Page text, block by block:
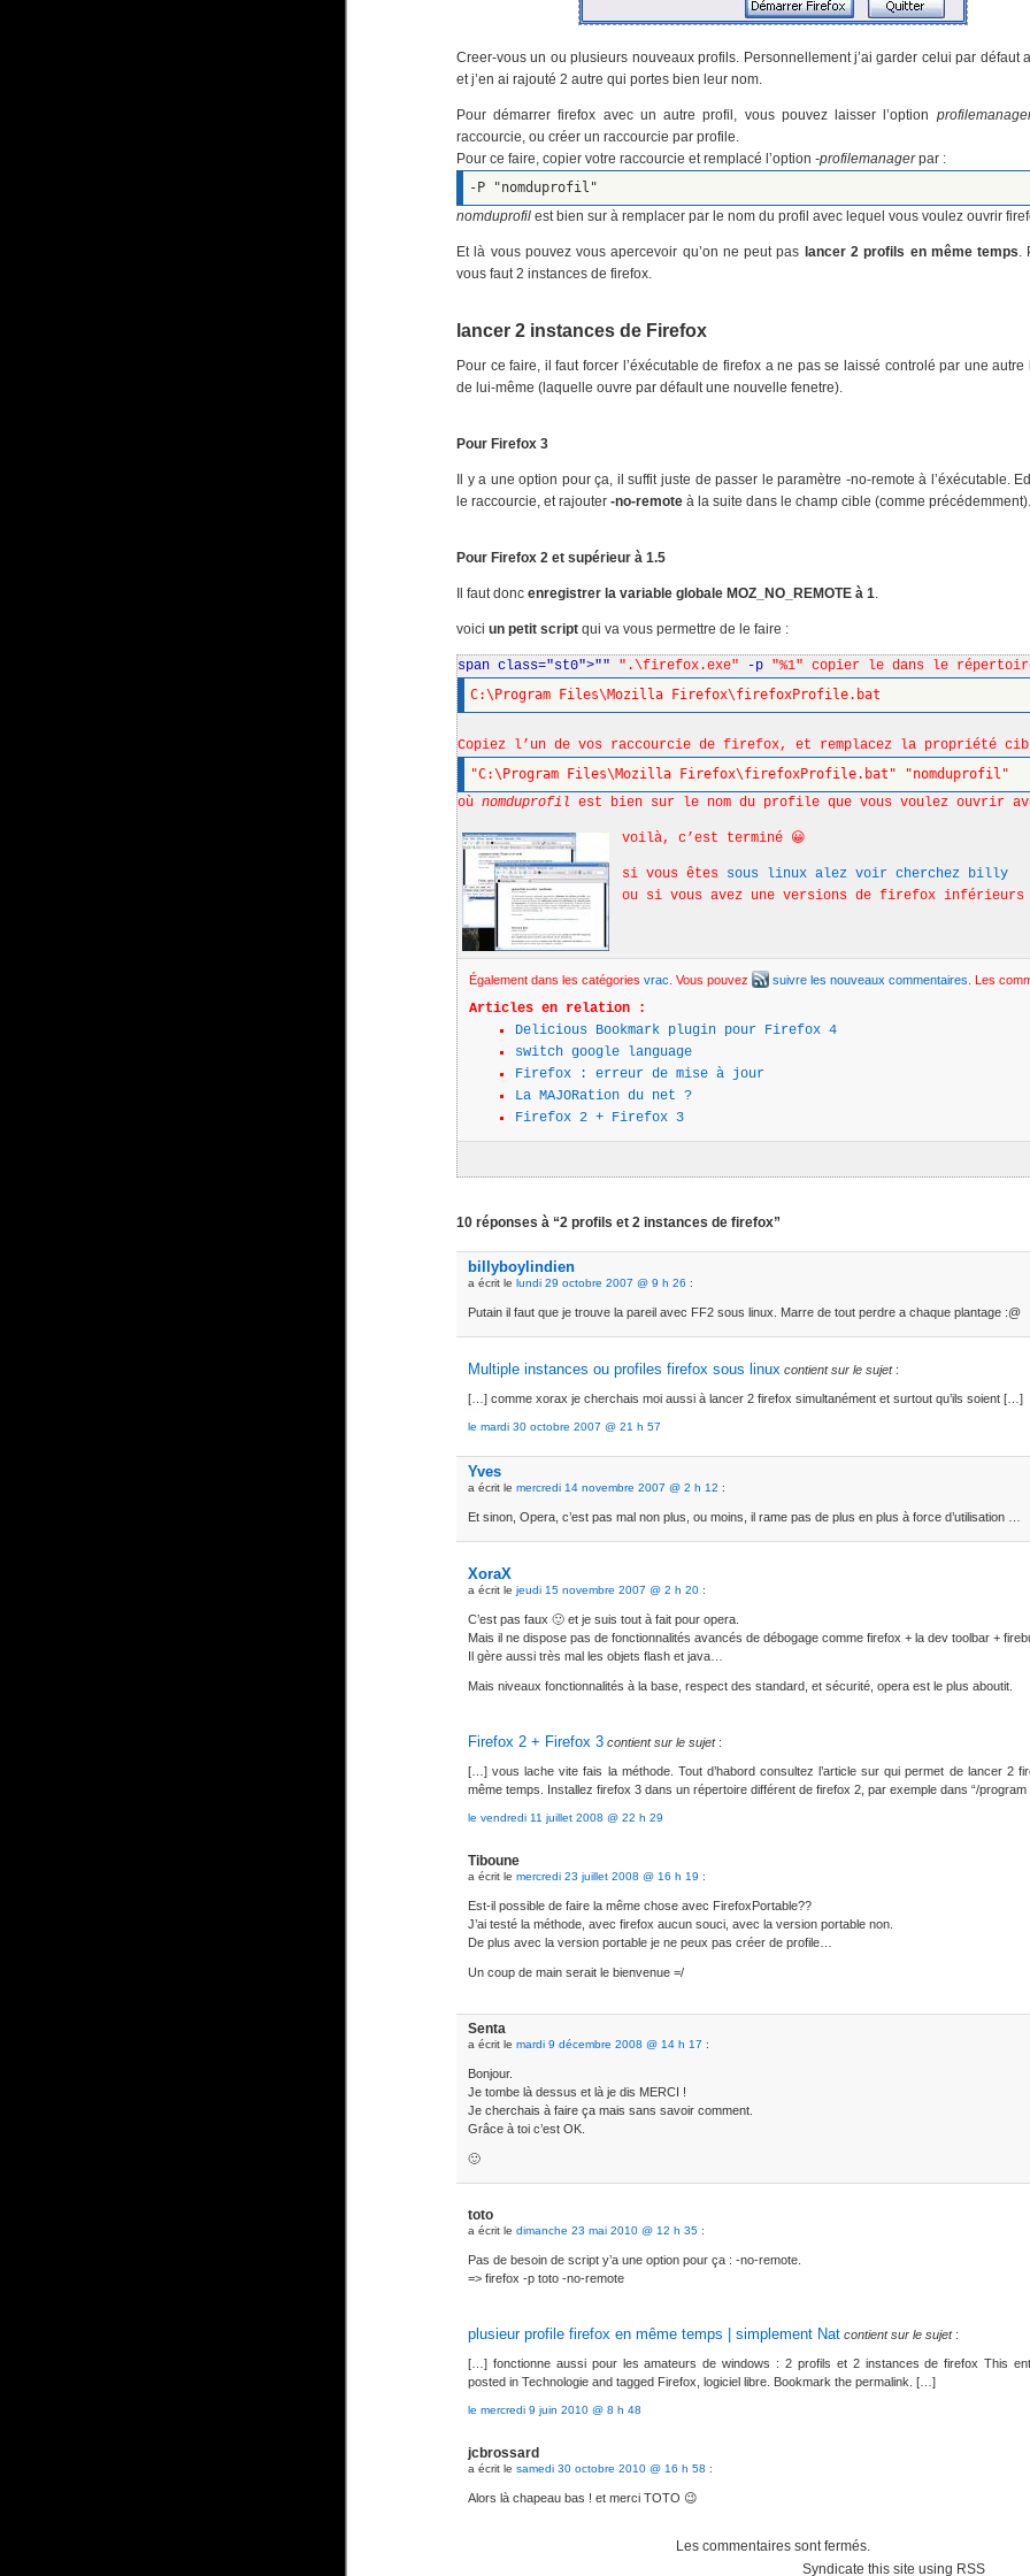
Creer-vous un ou plusieurs nouveaux profils. Personnellement j’ai garder celui par défaut
et j’en ai rajouté 2 autre qui portes bien leur nom.
Pour démarrer firefox avec un autre profil, vous pouvez laisser l’option
raccourcie, ou créer un raccourcie par profile.
Pour ce faire, copier votre raccourcie et remplacé l’option -profilemanagerpar :
-P "nomduprofil"
nomduprofil est bien sur à remplacer par le nom du profil avec lequel vous voulez ouvrir
Et là vous pouvez vous apercevoir qu’on ne peut pas lancer 2 profils en même temps.
vous faut 2 instances de firefox.
lancer 2 instances de Firefox
Pour ce faire, il faut forcer l’éxécutable de firefox a ne pas se laissé controlé par une autre
de lui-même (laquelle ouvre par défault une nouvelle fenetre).
Pour Firefox 3
Il y a une option pour ça, il suffit juste de passer le paramètre -no-remote à l’éxécutable.
le raccourcie, et rajouter -no-remote à la suite dans le champ cible (comme précédemment).
Pour Firefox 2 et supérieur à 1.5
Il faut donc enregistrer la variable globale MOZ_NO_REMOTE à 1.
voici un petit script qui va vous permettre de le faire :
span class="st0">"" ".\firefox.exe" -p "%1" copier le dans le
C:\Program Files\Mozilla Firefox\firefoxProfile.bat
Copiez l’un de vos raccourcie de firefox, et remplacez la propriété
"C:\Program Files\Mozilla Firefox\firefoxProfile.bat" "nomduprofil"
où nomduprofil est bien sur le nom du profile que vous voulez ouvrir
voilà, c’est terminé 😀
si vous êtes sous linux alez voir cherchez billy
ou si vous avez une versions de firefox
Également dans les catégories vrac . Vous pouvez suivre les nouveaux commentaires . Les
Articles en relation :
Delicious Bookmark plugin pour Firefox 4
switch google language
Firefox : erreur de mise à jour
La MAJORation du net ?
Firefox 2 + Firefox 3
10 réponses à “2 profils et 2 instances de firefox”
billyboylindien
a écrit le lundi 29 octobre 2007 @ 9 h 26 :
Putain il faut que je trouve la pareil avec FF2 sous linux. Marre de tout perdre a chaque plantage :@
Multiple instances ou profiles firefox sous linux contient sur le sujet:
[…] comme xorax je cherchais moi aussi à lancer 2 firefox simultanément et surtout qu’ils soient […]
le mardi 30 octobre 2007 @ 21 h 57
Yves
a écrit le mercredi 14 novembre 2007 @ 2 h 12 :
Et sinon, Opera, c’est pas mal non plus, ou moins, il rame pas de plus en plus à force d’utilisation …
XoraX
a écrit le jeudi 15 novembre 2007 @ 2 h 20 :
C’est pas faux 🙂 et je suis tout à fait pour opera.
Mais il ne dispose pas de fonctionnalités avancés de débogage comme firefox + la dev toolbar +
Il gère aussi très mal les objets flash et java…
Mais niveaux fonctionnalités à la base, respect des standard, et sécurité, opera est le plus aboutit.
Firefox 2 + Firefox 3 contient sur le sujet:
[…] vous lache vite fais la méthode. Tout d’habord consultez l’article sur qui permet de lancer 2
même temps. Installez firefox 3 dans un répertoire différent de firefox 2, par exemple dans “/
le vendredi 11 juillet 2008 @ 22 h 29
Tiboune
a écrit le mercredi 23 juillet 2008 @ 16 h 19 :
Est-il possible de faire la même chose avec FirefoxPortable??
J’ai testé la méthode, avec firefox aucun souci, avec la version portable non.
De plus avec la version portable je ne peux pas créer de profile…
Un coup de main serait le bienvenue =/
Senta
a écrit le mardi 9 décembre 2008 @ 14 h 17 :
Bonjour.
Je tombe là dessus et là je dis MERCI !
Je cherchais à faire ça mais sans savoir comment.
Grâce à toi c’est OK.
🙂
toto
a écrit le dimanche 23 mai 2010 @ 12 h 35 :
Pas de besoin de script y’a une option pour ça : -no-remote.
=> firefox -p toto -no-remote
plusieur profile firefox en même temps | simplement Nat contient sur le sujet:
[…] fonctionne aussi pour les amateurs de windows : 2 profils et 2 instances de firefox This
posted in Technologie and tagged Firefox, logiciel libre. Bookmark the permalink. […]
le mercredi 9 juin 2010 @ 8 h 48
jcbrossard
a écrit le samedi 30 octobre 2010 @ 16 h 58 :
Alors là chapeau bas ! et merci TOTO 😉
Les commentaires sont fermés.
Syndicate this site using RSS